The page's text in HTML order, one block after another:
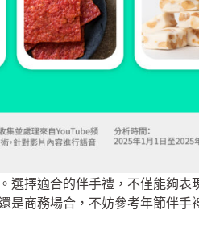
選擇適合的伴手禮，不僅能夠表
是商務場合，不妨參考年節伴手